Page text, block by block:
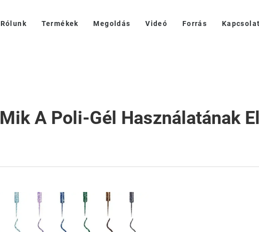
Rólunk Termékek Megoldás Videó Forrás Kapcsolat
Mik A Poli-Gél Használatának